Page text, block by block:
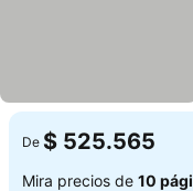
De $ 525.565
Mira precios de 10